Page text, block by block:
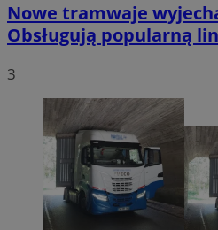
Nowe tramwaje
Obsługują popularną
3